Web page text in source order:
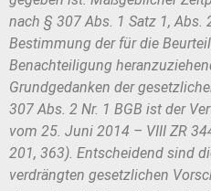
nach § 307 Abs. 1 Satz 1, Abs.
Bestimmung der für die
Benachteiligung
Grundgedanken der
307 Abs. 2 Nr. 1 BGB ist der
vom 25. Juni 2014 – VIII ZR
201, 363). Entscheidend sind
verdrängten gesetzlichen